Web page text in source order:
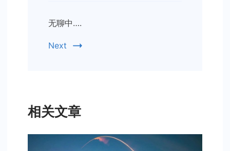
无聊中….
Next
相关文章